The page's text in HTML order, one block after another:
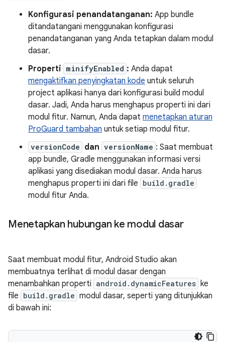
Konfigurasi penandatanganan: App bundle
ditandatangani menggunakan konfigurasi
penandatanganan yang Anda tetapkan dalam modul
dasar.
Properti minifyEnabled : Anda dapat
mengaktifkan penyingkatan kode untuk seluruh
project aplikasi hanya dari konfigurasi build modul
dasar. Jadi, Anda harus menghapus properti ini dari
modul fitur. Namun, Anda dapat menetapkan aturan
ProGuard tambahan untuk setiap modul fitur.
versionCode dan versionName : Saat membuat
app bundle, Gradle menggunakan informasi versi
aplikasi yang disediakan modul dasar. Anda harus
menghapus properti ini dari file build.gradle
modul fitur Anda.
Menetapkan hubungan ke modul dasar
Saat membuat modul fitur, Android Studio akan
membuatnya terlihat di modul dasar dengan
menambahkan properti android.dynamicFeatures ke
file build.gradle modul dasar, seperti yang ditunjukkan
di bawah ini: